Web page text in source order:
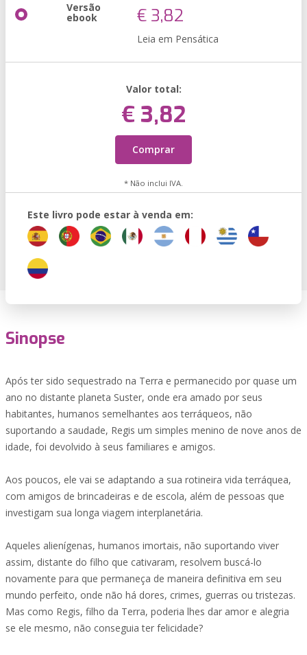
Versão
ebook € 3,82
Leia em Pensática
Valor total:
€ 3,82
Comprar
* Não inclui IVA.
Este livro pode estar à venda em:
Sinopse
Após ter sido sequestrado na Terra e permanecido por quase um
ano no distante planeta Suster, onde era amado por seus
habitantes, humanos semelhantes aos terráqueos, não
suportando a saudade, Regis um simples menino de nove anos de
idade, foi devolvido à seus familiares e amigos.
Aos poucos, ele vai se adaptando a sua rotineira vida terráquea,
com amigos de brincadeiras e de escola, além de pessoas que
investigam sua longa viagem interplanetária.
Aqueles alienígenas, humanos imortais, não suportando viver
assim, distante do filho que cativaram, resolvem buscá-lo
novamente para que permaneça de maneira definitiva em seu
mundo perfeito, onde não há dores, crimes, guerras ou tristezas.
Mas como Regis, filho da Terra, poderia lhes dar amor e alegria
se ele mesmo, não conseguia ter felicidade?